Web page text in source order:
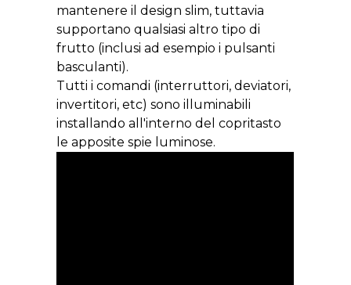
mantenere il design slim, tuttavia
supportano qualsiasi altro tipo di
frutto (inclusi ad esempio i pulsanti
basculanti).
Tutti i comandi (interruttori, deviatori,
invertitori, etc) sono illuminabili
installando all'interno del copritasto
le apposite spie luminose.